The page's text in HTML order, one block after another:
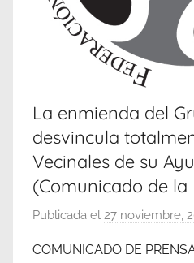
La enmienda del
desvincula
Vecinales de su
(Comunicado de la
Publicada el 27 noviembre,
COMUNICADO DE